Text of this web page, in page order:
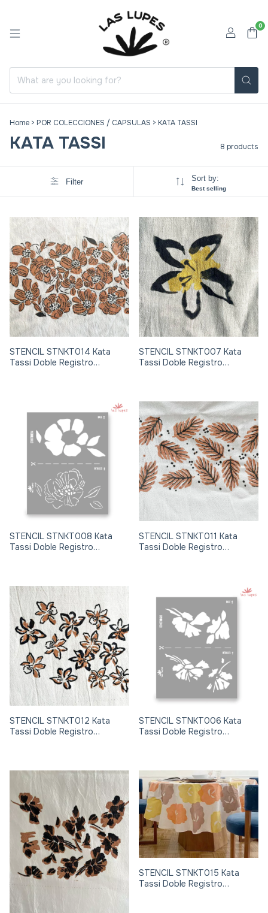
0
Home > POR COLECCIONES / CAPSULAS > KATA TASSI
KATA TASSI 8 products
Filter Sort by:
Best selling
STENCIL STNKT014 Kata
Tassi Doble Registro
STENCIL STNKT007 Kata
Tassi Doble Registro
STENCIL STNKT008 Kata
Tassi Doble Registro
STENCIL STNKT011 Kata
Tassi Doble Registro
STENCIL STNKT012 Kata
Tassi Doble Registro
STENCIL STNKT006 Kata
Tassi Doble Registro
STENCIL STNKT015 Kata
Tassi Doble Registro